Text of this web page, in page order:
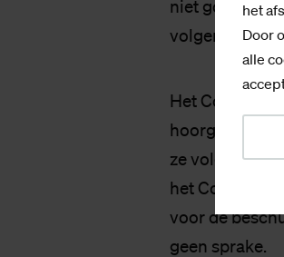
het
Door
alle
niet goed
volgens haar
Het Cobex
hoorgesprek
ze volgens
het Cobex
voor de
geen sprake.